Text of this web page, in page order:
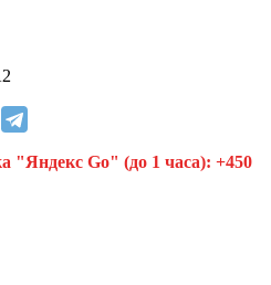
"Яндекс Go" (до 1 часа): +450